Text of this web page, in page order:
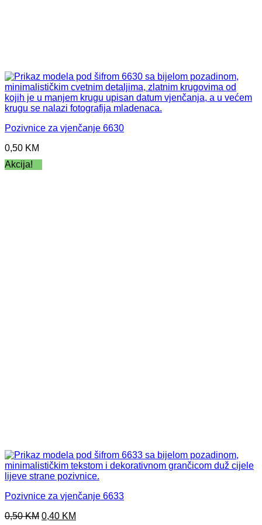
Pozivnice za vjenčanje 6630
0,50 KM
Akcija!
Pozivnice za vjenčanje 6633
0,50KM Original
0,40 KM